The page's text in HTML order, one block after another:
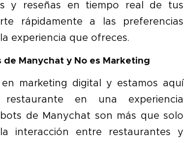
y reseñas en tiempo real de tus
rápidamente a las preferencias
experiencia que ofreces.
Manychat y No es Marketing
marketing digital y estamos aquí
en una experiencia
de Manychat son más que solo
interacción entre restaurantes y